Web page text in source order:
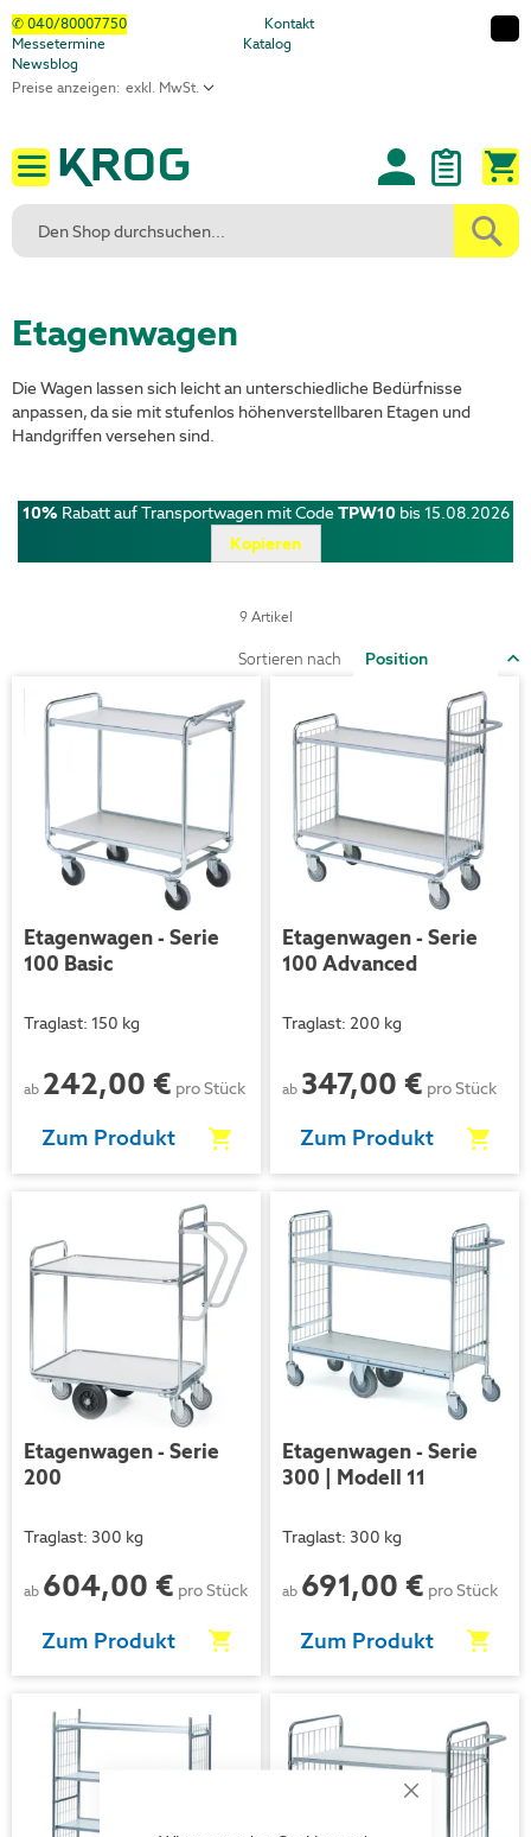
Cookie
Direkt
zum
Inhalt
✆ 040/80007750
Kontakt
Messetermine
Katalog
Newsblog
Preise anzeigen:
Etagenwagen
Die Wagen lassen sich leicht an unterschiedliche Bedürfnisse
anpassen, da sie mit stufenlos höhenverstellbaren Etagen und
Handgriffen versehen sind.
10% Rabatt auf Transportwagen mit CodeTPW10bis 15.08.2026
Kopieren
9Artikel
Sortieren nach
In
Etagenwagen - Serie
100 Basic
Traglast: 150 kg
ab 242,00 € pro Stück
Zum Produkt
Etagenwagen - Serie
100 Advanced
Traglast: 200 kg
ab 347,00 € pro Stück
Zum Produkt
Etagenwagen - Serie
200
Traglast: 300 kg
ab 604,00 € pro Stück
Zum Produkt
Etagenwagen - Serie
300 | Modell 11
Traglast: 300 kg
ab 691,00 € pro Stück
Zum Produkt